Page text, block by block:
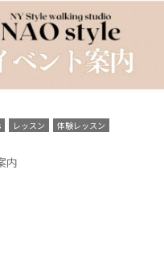
レッスン
体験レッスン
内